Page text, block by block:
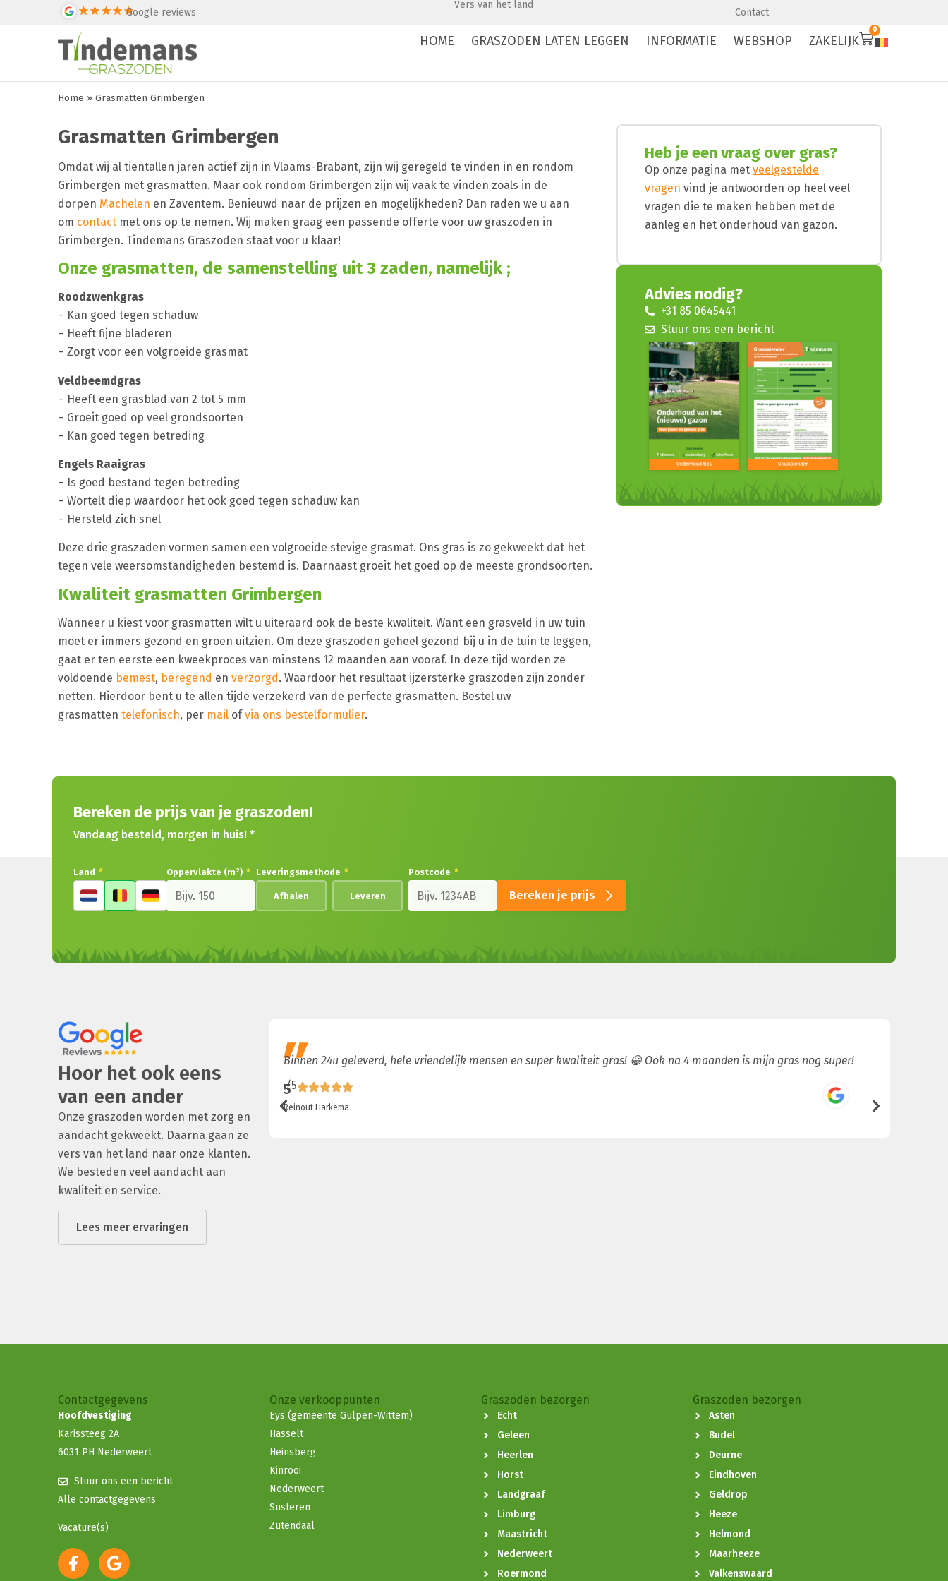
Google reviews
Vers van het land
Contact
HOME GRASZODEN LATEN LEGGEN INFORMATIE WEBSHOP ZAKELIJK
0
Home » Grasmatten Grimbergen
Grasmatten Grimbergen
Omdat wij al tientallen jaren actief zijn in Vlaams-Brabant, zijn wij geregeld te vinden in en rondom
Grimbergen met grasmatten. Maar ook rondom Grimbergen zijn wij vaak te vinden zoals in de
dorpen Machelen en Zaventem. Benieuwd naar de prijzen en mogelijkheden? Dan raden we u aan
om contact met ons op te nemen. Wij maken graag een passende offerte voor uw graszoden in
Grimbergen. Tindemans Graszoden staat voor u klaar!
Onze grasmatten, de samenstelling uit 3 zaden, namelijk ;
Roodzwenkgras
– Kan goed tegen schaduw
– Heeft fijne bladeren
– Zorgt voor een volgroeide grasmat
Veldbeemdgras
– Heeft een grasblad van 2 tot 5 mm
– Groeit goed op veel grondsoorten
– Kan goed tegen betreding
Engels Raaigras
– Is goed bestand tegen betreding
– Wortelt diep waardoor het ook goed tegen schaduw kan
– Hersteld zich snel
Deze drie graszaden vormen samen een volgroeide stevige grasmat. Ons gras is zo gekweekt dat het
tegen vele weersomstandigheden bestemd is. Daarnaast groeit het goed op de meeste grondsoorten.
Kwaliteit grasmatten Grimbergen
Wanneer u kiest voor grasmatten wilt u uiteraard ook de beste kwaliteit. Want een grasveld in uw tuin
moet er immers gezond en groen uitzien. Om deze graszoden geheel gezond bij u in de tuin te leggen,
gaat er ten eerste een kweekproces van minstens 12 maanden aan vooraf. In deze tijd worden ze
voldoende bemest, beregend en verzorgd. Waardoor het resultaat ijzersterke graszoden zijn zonder
netten. Hierdoor bent u te allen tijde verzekerd van de perfecte grasmatten. Bestel uw
grasmatten telefonisch, per mail ofvia ons bestelformulier.
Heb je een vraag over gras?
Op onze pagina met veelgestelde
vragen vind je antwoorden op heel veel
vragen die te maken hebben met de
aanleg en het onderhoud van gazon.
Advies nodig?
+31 85 0645441
Stuur ons een bericht
Bereken de prijs van je graszoden!
Vandaag besteld, morgen in huis! *
Land * Oppervlakte (m²) * Leveringsmethode *
Afhalen Leveren
Postcode *
Bereken je prijs
Hoor het ook eens
van een ander
Onze graszoden worden met zorg en
aandacht gekweekt. Daarna gaan ze
vers van het land naar onze klanten.
We besteden veel aandacht aan
kwaliteit en service.
Lees meer ervaringen
Binnen 24u geleverd, hele vriendelijk mensen en super kwaliteit gras! 😀 Ook na 4 maanden is mijn gras nog super!
5/5
Reinout Harkema
Contactgegevens
Hoofdvestiging
Karissteeg 2A
6031 PH Nederweert
Stuur ons een bericht
Alle contactgegevens
Vacature(s)
Onze verkooppunten
Eys (gemeente Gulpen-Wittem)
Hasselt
Heinsberg
Kinrooi
Nederweert
Susteren
Zutendaal
Graszoden bezorgen
Echt
Geleen
Heerlen
Horst
Landgraaf
Limburg
Maastricht
Nederweert
Roermond
Graszoden bezorgen
Asten
Budel
Deurne
Eindhoven
Geldrop
Heeze
Helmond
Maarheeze
Valkenswaard